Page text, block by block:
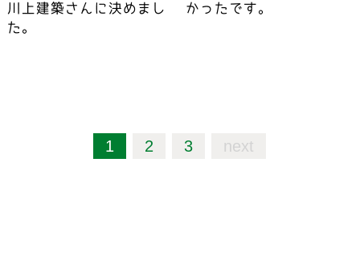
川上建築さんに決めまし
た。
かったです。
1 2 3 next